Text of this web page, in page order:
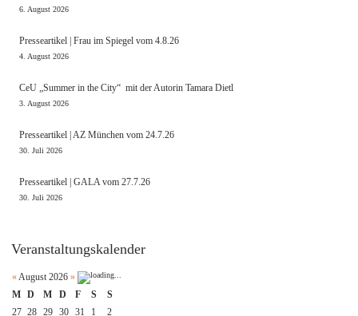
6. August 2026
Presseartikel | Frau im Spiegel vom 4.8.26
4. August 2026
CeU „Summer in the City“ mit der Autorin Tamara Dietl
3. August 2026
Presseartikel | AZ München vom 24.7.26
30. Juli 2026
Presseartikel | GALA vom 27.7.26
30. Juli 2026
Veranstaltungskalender
«August 2026 »
M D M D F S
S
27 28 29 30 31 1
2